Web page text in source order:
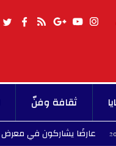
ثقافة وفنّ